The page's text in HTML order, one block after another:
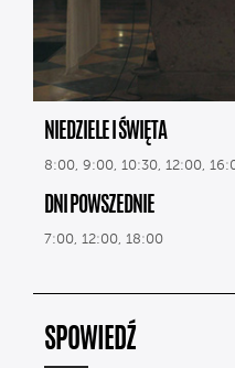
NIEDZIELE I ŚWIĘTA
8:00, 9:00, 10:30, 12:00,
DNI POWSZEDNIE
7:00, 12:00, 18:00
SPOWIEDŹ